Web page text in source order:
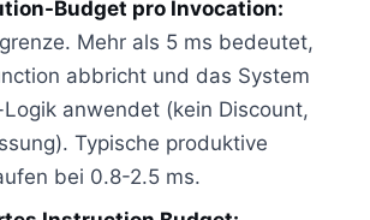
Budget pro Invocation:
Mehr als 5 ms bedeutet,
abbricht und das System
anwendet (kein Discount,
Typische produktive
bei 0.8-2.5 ms.